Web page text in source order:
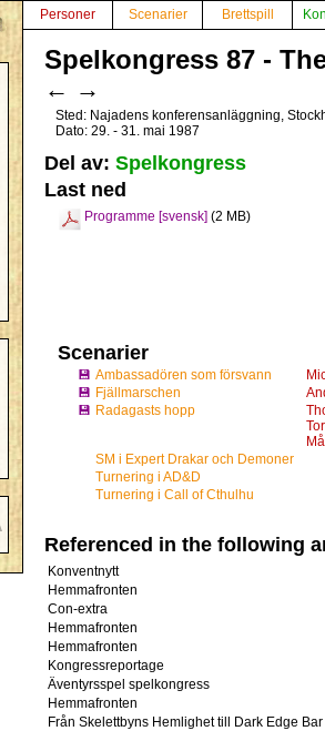
Personer Scenarier Brettspill
Spelkongress 87 -
← →
Sted: Najadens konferensanläggning,
Dato: 29. - 31. mai 1987
Del av: Spelkongress
Last ned
Programme [svensk] (2 MB)
Scenarier
💾 Ambassadören som försvann
💾 Fjällmarschen
💾 Radagasts hopp
SM i Expert Drakar och Demoner
Turnering i AD&D
Turnering i Call of Cthulhu
Referenced in the following
Konventnytt
Hemmafronten
Con-extra
Hemmafronten
Hemmafronten
Kongressreportage
Äventyrsspel spelkongress
Hemmafronten
Från Skelettbyns Hemlighet till Dark Edge Bar